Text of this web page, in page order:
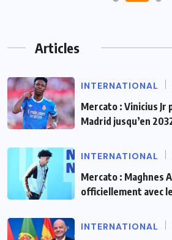
Articles
INTERNATIONAL
Mercato : Vinicius Jr
Madrid jusqu’en
INTERNATIONAL
Mercato : Maghnes
officiellement avec
INTERNATIONAL